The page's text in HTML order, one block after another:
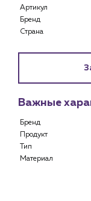
Артикул
Бренд
Страна
Важные
Бренд
Продукт
Тип
Материал